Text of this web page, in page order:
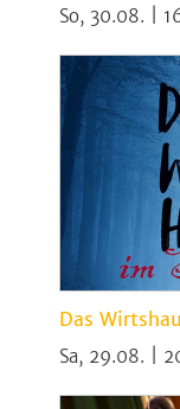
So, 30.08. |
Das
Sa, 29.08. |